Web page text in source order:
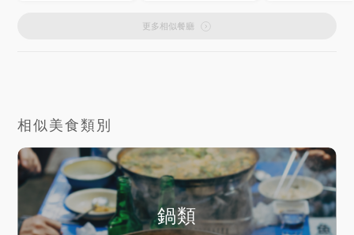
更多相似餐廳
相似美食類別
鍋類